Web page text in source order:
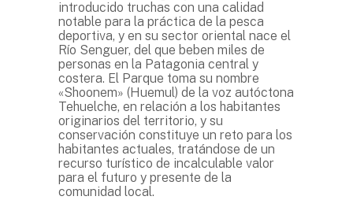
introducido truchas con una calidad
notable para la práctica de la pesca
deportiva, y en su sector oriental nace el
Río Senguer, del que beben miles de
personas en la Patagonia central y
costera. El Parque toma su nombre
«Shoonem» (Huemul) de la voz autóctona
Tehuelche, en relación a los habitantes
originarios del territorio, y su
conservación constituye un reto para los
habitantes actuales, tratándose de un
recurso turístico de incalculable valor
para el futuro y presente de la
comunidad local.